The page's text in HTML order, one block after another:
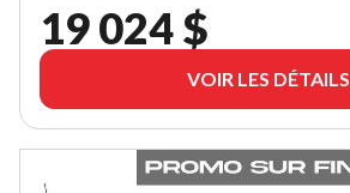
19 024 $
VOIR LES DÉTAILS